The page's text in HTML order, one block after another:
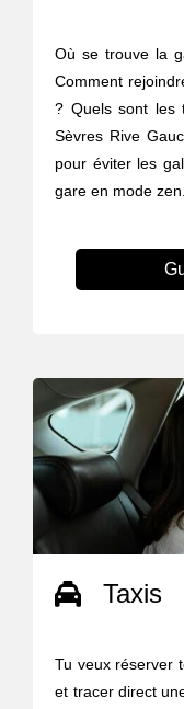
Où se trouve la
Comment
? Quels sont les
Sèvres Rive
pour éviter les
gare en mode zen.
Taxis
Tu veux réserver
et tracer direct